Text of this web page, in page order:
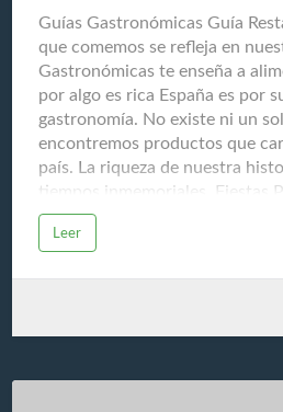
Guías Gastronómicas Guía
que comemos se refleja en
Gastronómicas te enseña a
por algo es rica España es por
gastronomía. No existe ni un
encontremos productos que
país. La riqueza de nuestra
tiempos inmemoriales. Fiestas
Gastronómicas son la fuente de
ancestral. El respeto que
educación del paladar. Debido
provoca nuestra cocina en el
culinario y que se muestra a
Leer